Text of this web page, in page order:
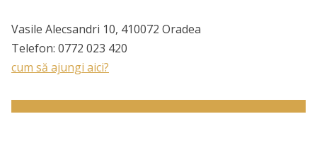
Vasile Alecsandri 10, 410072 Oradea
Telefon: 0772 023 420
cum să ajungi aici?